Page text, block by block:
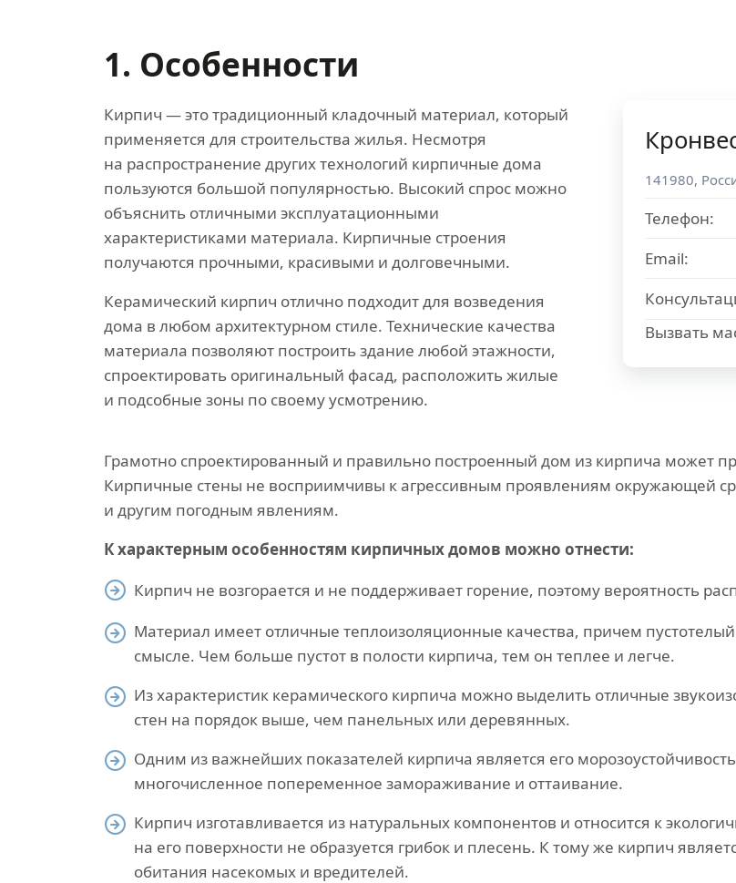
1. Особенности
Кирпич — это традиционный кладочный материал, который
применяется для строительства жилья. Несмотря
на распространение других технологий кирпичные дома
пользуются большой популярностью. Высокий спрос можно
объяснить отличными эксплуатационными
характеристиками материала. Кирпичные строения
получаются прочными, красивыми и долговечными.
Керамический кирпич отлично подходит для возведения
дома в любом архитектурном стиле. Технические качества
материала позволяют построить здание любой этажности,
спроектировать оригинальный фасад, расположить жилые
и подсобные зоны по своему усмотрению.
141980,
Телефон:
Email:
Вызвать
Грамотно спроектированный и правильно построенный дом из кирпича может
Кирпичные стены не восприимчивы к агрессивным проявлениям окружающей
и другим погодным явлениям.
К характерным особенностям кирпичных домов можно отнести:
Кирпич не возгорается и не поддерживает горение, поэтому вероятность
Материал имеет отличные теплоизоляционные качества, причем
смысле. Чем больше пустот в полости кирпича, тем он теплее и легче.
Из характеристик керамического кирпича можно выделить отличные
стен на порядок выше, чем панельных или деревянных.
Одним из важнейших показателей кирпича является его
многочисленное попеременное замораживание и оттаивание.
Кирпич изготавливается из натуральных компонентов и относится к
на его поверхности не образуется грибок и плесень. К тому же кирпич
обитания насекомых и вредителей.